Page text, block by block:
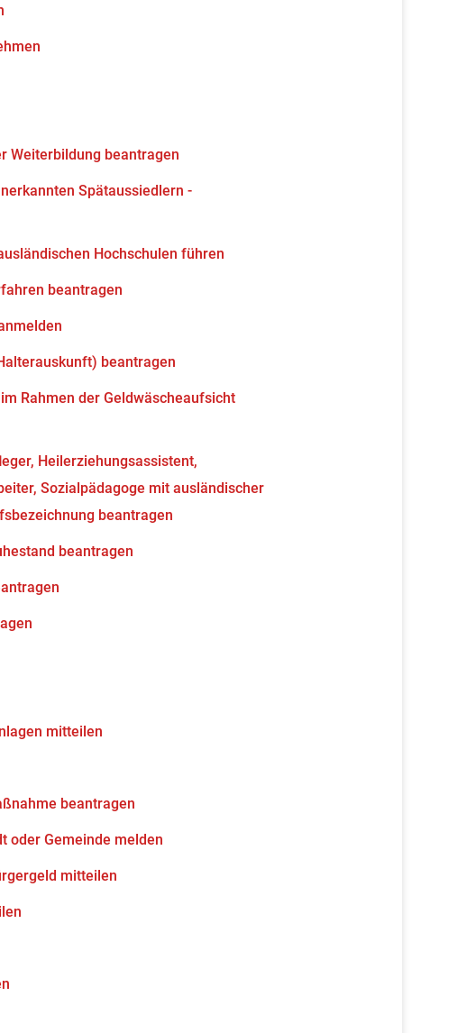
Weiterbildung beantragen
Spätaussiedlern -
Hochschulen führen
beantragen
beantragen
Rahmen der Geldwäscheaufsicht
Heilerziehungsassistent,
Sozialpädagoge mit ausländischer
beantragen
beantragen
mitteilen
beantragen
oder Gemeinde melden
mitteilen